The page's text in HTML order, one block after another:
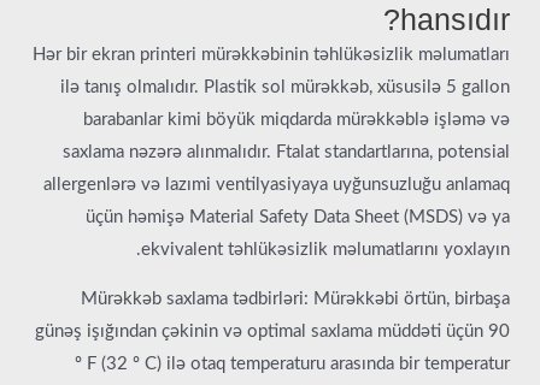
hansıdır?
Hər bir ekran printeri mürəkkəbinin təhlükəsizlik məlumatları
ilə tanış olmalıdır. Plastik sol mürəkkəb, xüsusilə 5 gallon
barabanlar kimi böyük miqdarda mürəkkəblə işləmə və
saxlama nəzərə alınmalıdır. Ftalat standartlarına, potensial
allergenlərə və lazımi ventilyasiyaya uyğunsuzluğu anlamaq
üçün həmişə Material Safety Data Sheet (MSDS) və ya
ekvivalent təhlükəsizlik məlumatlarını yoxlayın.
Mürəkkəb saxlama tədbirləri: Mürəkkəbi örtün, birbaşa
günəş işığından çəkinin və optimal saxlama müddəti üçün 90
º F (32 º C) ilə otaq temperaturu arasında bir temperatur